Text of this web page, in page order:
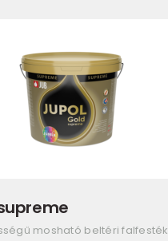
mosható beltéri falfesték